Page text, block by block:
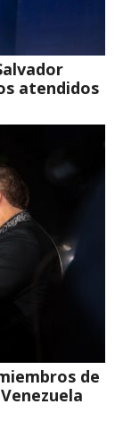
atendidos
de